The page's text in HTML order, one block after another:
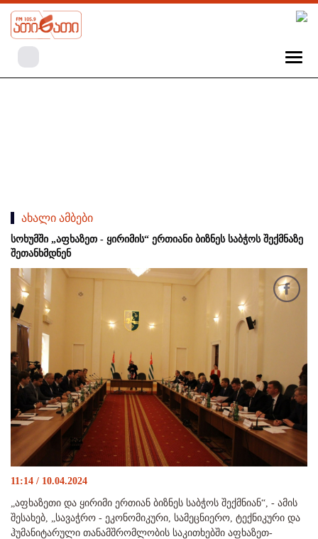
ახალი ამბები
სოხუმში „აფხაზეთ - ყირიმის“ ერთიანი ბიზნეს საბჭოს შექმნაზე
შეთანხმდნენ
11:14 / 10.04.2024
„აფხაზეთი და ყირიმი ერთიან ბიზნეს საბჭოს შექმნიან“, - ამის
შესახებ, „სავაჭრო - ეკონომიკური, სამეცნიერო, ტექნიკური და
ჰუმანიტარული თანამშრომლობის საკითხებში აფხაზეთ-